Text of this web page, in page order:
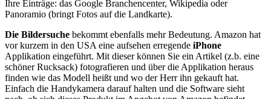
Ihre Einträge: das Google Branchencenter, Wikipedia oder
Panoramio (bringt Fotos auf die Landkarte).
Die Bildersuche bekommt ebenfalls mehr Bedeutung. Amazon hat
vor kurzem in den USA eine aufsehen erregende iPhone
Applikation eingeführt. Mit dieser können Sie ein Artikel (z.b. eine
schöner Rucksack) fotografieren und über die Applikation heraus
finden wie das Modell heißt und wo der Herr ihn gekauft hat.
Einfach die Handykamera darauf halten und die Software sieht